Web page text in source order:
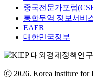
중국전문가포럼
통합무역 정보서비
EAER
대한민국정부
ⓒ 2026. Korea Institute for